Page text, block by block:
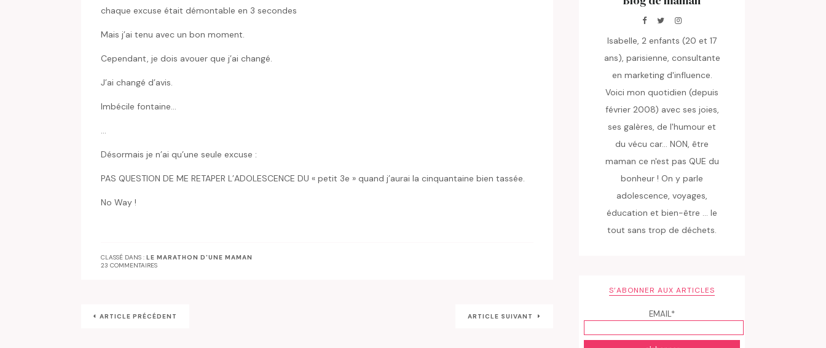
chaque excuse était démontable en 3 secondes
Mais j’ai tenu avec un bon moment.
Cependant, je dois avouer que j’ai changé.
J’ai changé d’avis.
Imbécile fontaine…
…
Désormais je n’ai qu’une seule excuse :
PAS QUESTION DE ME RETAPER L’ADOLESCENCE DU « petit 3e » quand j’aurai la cinquantaine bien tassée.
No Way !
CLASSÉ DANS : LE MARATHON D'UNE MAMAN
23 COMMENTAIRES
ARTICLE PRÉCÉDENT ARTICLE SUIVANT
Isabelle, 2 enfants (20 et 17
ans), parisienne, consultante
en marketing d'influence.
Voici mon quotidien (depuis
février 2008) avec ses joies,
ses galères, de l'humour et
du vécu car... NON, être
maman ce n'est pas QUE du
bonheur ! On y parle
adolescence, voyages,
éducation et bien-être ... le
tout sans trop de déchets.
S’ABONNER AUX ARTICLES
EMAIL*